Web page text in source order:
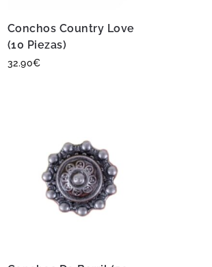
Conchos Country Love
(10 Piezas)
32.90€